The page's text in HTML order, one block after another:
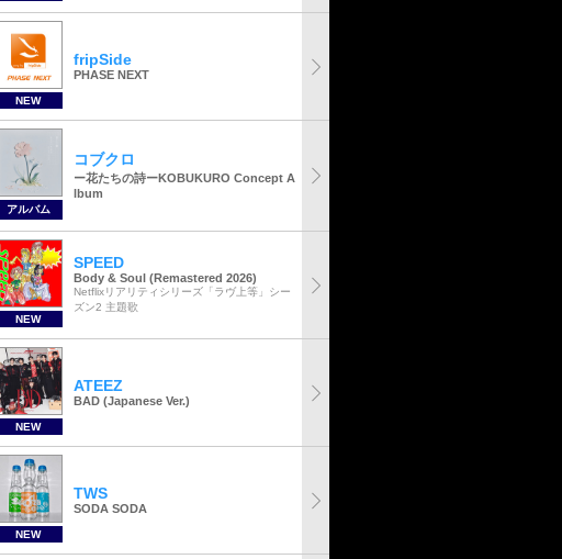
NEW
fripSide
PHASE NEXT
アルバム
コブクロ
ー花たちの詩ーKOBUKURO Concept A
lbum
NEW
SPEED
Body & Soul (Remastered 2026)
Netflixリアリティシリーズ「ラヴ上等」シー
ズン2 主題歌
NEW
ATEEZ
BAD (Japanese Ver.)
NEW
TWS
SODA SODA